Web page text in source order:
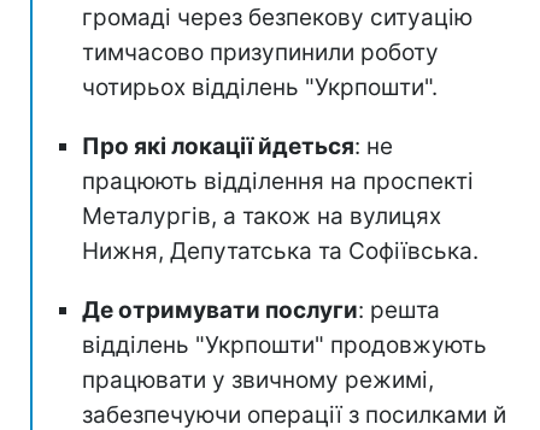
громаді через безпекову ситуацію
тимчасово призупинили роботу
чотирьох відділень "Укрпошти".
Про які локації йдеться: не
працюють відділення на проспекті
Металургів, а також на вулицях
Нижня, Депутатська та Софіївська.
Де отримувати послуги: решта
відділень "Укрпошти" продовжують
працювати у звичному режимі,
забезпечуючи операції з посилками й